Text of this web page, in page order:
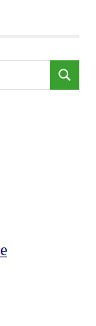
SUCHEN